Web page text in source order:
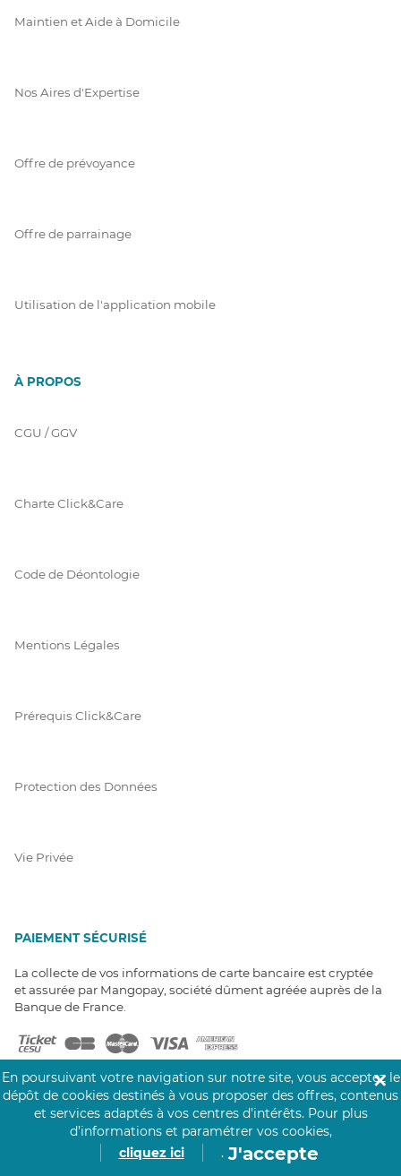
Maintien et Aide à Domicile
Nos Aires d'Expertise
Offre de prévoyance
Offre de parrainage
Utilisation de l'application mobile
À PROPOS
CGU / GGV
Charte Click&Care
Code de Déontologie
Mentions Légales
Prérequis Click&Care
Protection des Données
Vie Privée
PAIEMENT SÉCURISÉ
La collecte de vos informations de carte bancaire est cryptée
et assurée par Mangopay, société dûment agréée auprès de la
Banque de France.
NOS PARTENAIRES
Click&Care est soutenu par les Groupes
En poursuivant votre navigation sur notre site, vous acceptez le
dépôt de cookies destinés à vous proposer des offres, contenus
et services adaptés à vos centres d’intérêts. Pour plus
d’informations et paramétrer vos cookies,
cliquez ici
. J'accepte
✕